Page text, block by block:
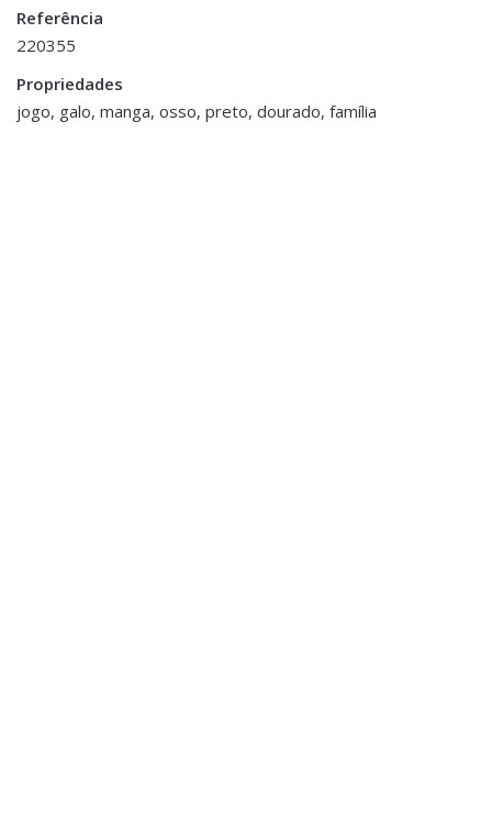
Referência
220355
Propriedades
jogo, galo, manga, osso, preto, dourado, família
ESGOTADO